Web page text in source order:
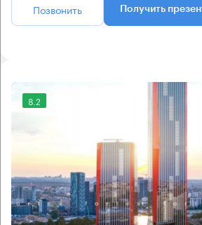
Позвонить Получить
8.2